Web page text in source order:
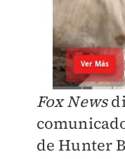
Fox News
de Hunter